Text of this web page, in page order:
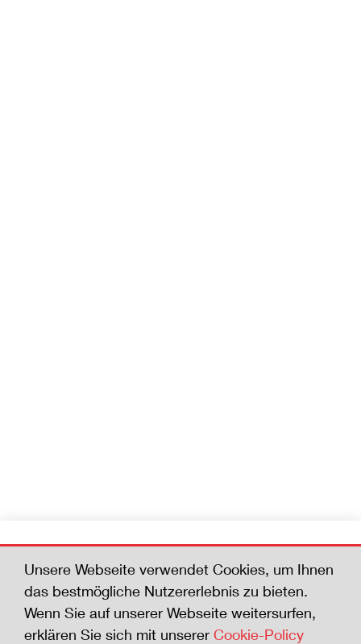
Unsere Webseite verwendet Cookies, um Ihnen
das bestmögliche Nutzererlebnis zu bieten.
Wenn Sie auf unserer Webseite weitersurfen,
erklären Sie sich mit unserer Cookie-Policy
Werden Sie Mitglied
Helfen Sie mit, die Zahl der Todesfälle zu
senken. Wer der Sicherheits-Charta beitritt
zeigt die Bereitschaft, sich für die Sicherheit